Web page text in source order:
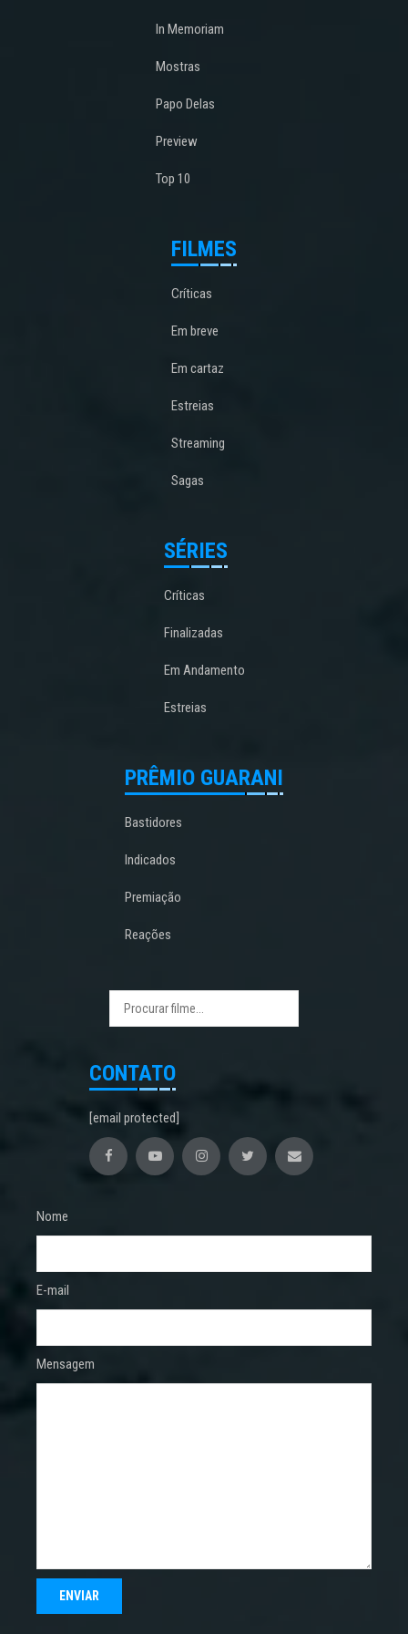
In Memoriam
Mostras
Papo Delas
Preview
Top 10
FILMES
Críticas
Em breve
Em cartaz
Estreias
Streaming
Sagas
SÉRIES
Críticas
Finalizadas
Em Andamento
Estreias
PRÊMIO GUARANI
Bastidores
Indicados
Premiação
Reações
CONTATO
[email protected]
Nome
E-mail
Mensagem